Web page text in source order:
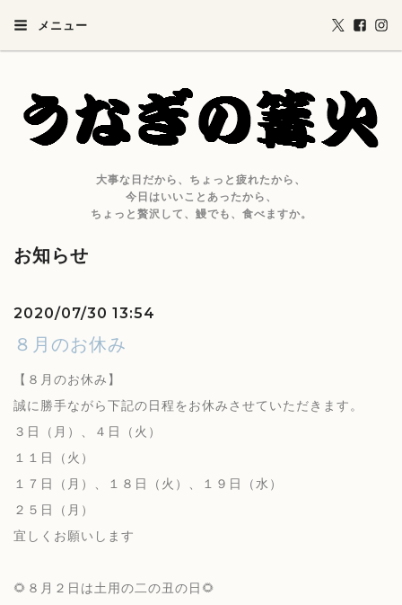
メニュー
大事な日だから、ちょっと疲れたから、
今日はいいことあったから、
ちょっと贅沢して、鰻でも、食べますか。
お知らせ
2020/07/30 13:54
８月のお休み
【８月のお休み】
誠に勝手ながら下記の日程をお休みさせていただきます。
３日（月）、４日（火）
１１日（火）
１７日（月）、１８日（火）、１９日（水）
２５日（月）
宜しくお願いします
🌻８月２日は土用の二の丑の日🌻